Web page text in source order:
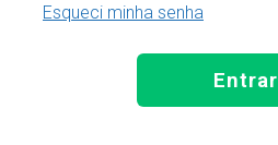
Esqueci minha senha
Entrar